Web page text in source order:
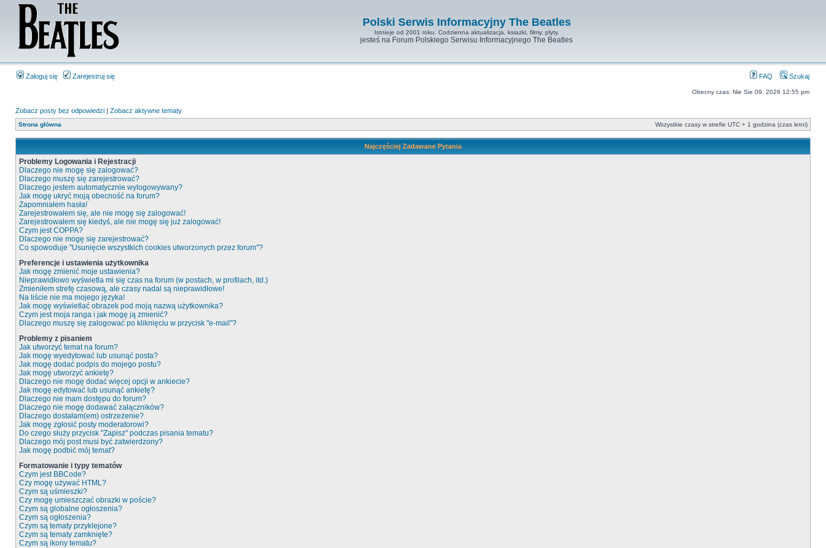
Polski Serwis Informacyjny The Beatles
Istnieje od 2001 roku. Codzienna aktualizacja, ksiazki, filmy, plyty.
jesteś na Forum Polskiego Serwisu Informacyjnego The Beatles
Zaloguj się Zarejestruj się FAQ Szukaj
Obecny czas: Nie Sie 09, 2026 12:55 pm
Zobacz posty bez odpowiedzi | Zobacz aktywne tematy
Strona główna Wszystkie czasy w strefie UTC + 1 godzina (czas letni)
Najczęściej Zadawane Pytania
Problemy Logowania i Rejestracji
Dlaczego nie mogę się zalogować?
Dlaczego muszę się zarejestrować?
Dlaczego jestem automatycznie wylogowywany?
Jak mogę ukryć moją obecność na forum?
Zapomniałem hasła!
Zarejestrowałem się, ale nie mogę się zalogować!
Zarejestrowałem się kiedyś, ale nie mogę się już zalogować!
Czym jest COPPA?
Dlaczego nie mogę się zarejestrować?
Co spowoduje "Usunięcie wszystkich cookies utworzonych przez forum"?
Preferencje i ustawienia użytkownika
Jak mogę zmienić moje ustawienia?
Nieprawidłowo wyświetla mi się czas na forum (w postach, w profilach, itd.)
Zmieniłem strefę czasową, ale czasy nadal są nieprawidłowe!
Na liście nie ma mojego języka!
Jak mogę wyświetlać obrazek pod moją nazwą użytkownika?
Czym jest moja ranga i jak mogę ją zmienić?
Dlaczego muszę się zalogować po kliknięciu w przycisk "e-mail"?
Problemy z pisaniem
Jak utworzyć temat na forum?
Jak mogę wyedytować lub usunąć posta?
Jak mogę dodać podpis do mojego postu?
Jak mogę utworzyć ankietę?
Dlaczego nie mogę dodać więcej opcji w ankiecie?
Jak mogę edytować lub usunąć ankietę?
Dlaczego nie mam dostępu do forum?
Dlaczego nie mogę dodawać załączników?
Dlaczego dostałam(em) ostrzeżenie?
Jak mogę zgłosić posty moderatorowi?
Do czego służy przycisk "Zapisz" podczas pisania tematu?
Dlaczego mój post musi być zatwierdzony?
Jak mogę podbić mój temat?
Formatowanie i typy tematów
Czym jest BBCode?
Czy mogę używać HTML?
Czym są uśmieszki?
Czy mogę umieszczać obrazki w poście?
Czym są globalne ogłoszenia?
Czym są ogłoszenia?
Czym są tematy przyklejone?
Czym są tematy zamknięte?
Czym są ikony tematu?